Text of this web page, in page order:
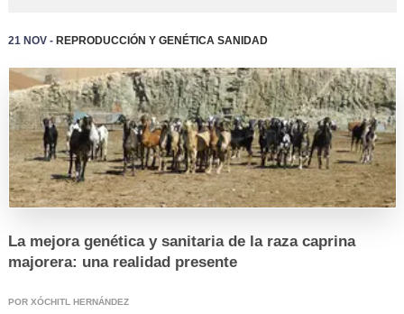
EVENTOS
21 Nov -Reproducción y GenéticaSanidad
La mejora genética y sanitaria de la raza caprina
majorera: una realidad presente
POR XÓCHITL HERNÁNDEZ